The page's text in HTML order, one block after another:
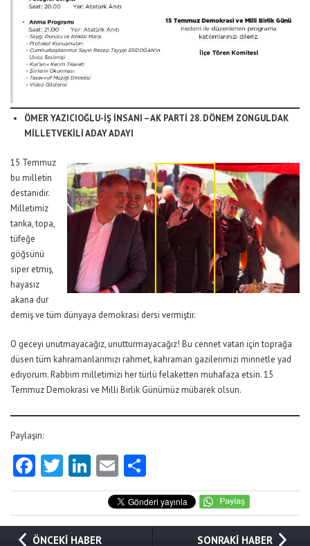
ÖMER YAZICIOĞLU-İŞ İNSANI – AK PARTİ 28. DÖNEM ZONGULDAK
MİLLETVEKİLİ ADAY ADAYI
15 Temmuz
bu milletin
destanidir.
Milletimiz
tanka, topa,
tüfeğe
göğsünü
siper etmiş,
hayasız
akana dur
demiş ve tüm dünyaya demokrasi dersi vermiştir.
O geceyi unutmayacağız, unutturmayacağız! Bu cennet vatan için toprağa
düsen tüm kahramanlarımızı rahmet, kahraman gazilerimizi minnetle yad
ediyorum. Rabbim milletimizi her türlü felaketten muhafaza etsin. 15
Temmuz Demokrasi ve Milli Birlik Günümüz mübarek olsun.
Paylaşın:
Facebook
Twitter
LinkedIn
Email
ÖNCEKİ HABER SONRAKİ HABER